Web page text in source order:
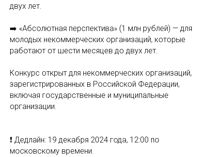
двух лет.
➡️ «Абсолютная перспектива» (1 млн рублей) — для
молодых некоммерческих организаций, которые
работают от шести месяцев до двух лет.
Конкурс открыт для некоммерческих организаций,
зарегистрированных в Российской Федерации,
включая государственные и муниципальные
организации.
❗️ Дедлайн: 19 декабря 2024 года, 12:00 по
московскому времени.